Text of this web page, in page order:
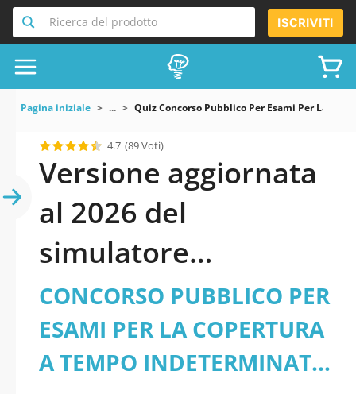
Ricerca del prodotto ISCRIVITI
Pagina iniziale ... Quiz Concorso Pubblico Per Esami Per La
4.7 (89 Voti)
Versione aggiornata
al 2026 del
simulatore
CONCORSO
PUBBLICO PER ESAMI
PER LA COPERTURA A
CONCORSO PUBBLICO PER
ESAMI PER LA COPERTURA
A TEMPO INDETERMINATO